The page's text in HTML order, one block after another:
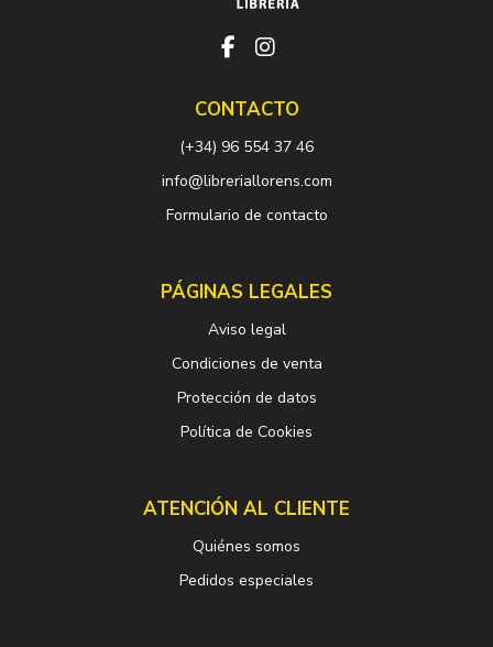
CONTACTO
(+34) 96 554 37 46
info@libreriallorens.com
Formulario de contacto
PÁGINAS LEGALES
Aviso legal
Condiciones de venta
Protección de datos
Política de Cookies
ATENCIÓN AL CLIENTE
Quiénes somos
Pedidos especiales